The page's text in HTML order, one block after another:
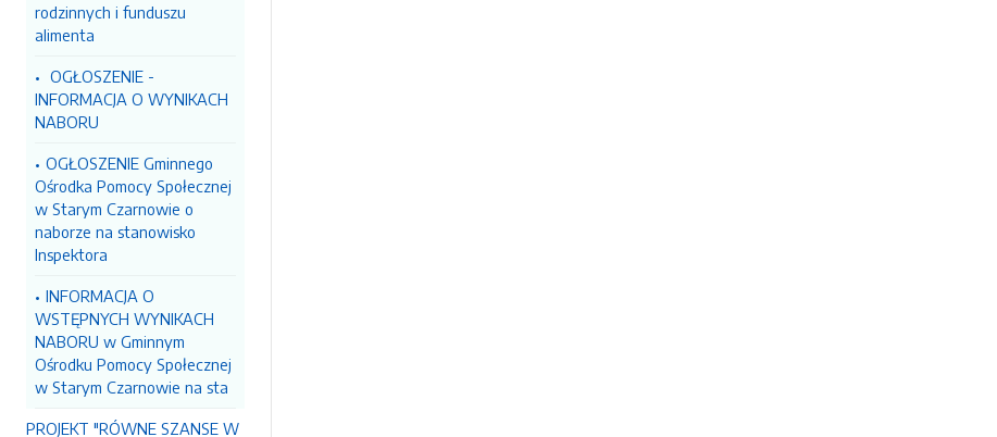
rodzinnych i funduszu
alimenta
OGŁOSZENIE -
INFORMACJA O WYNIKACH
NABORU
OGŁOSZENIE Gminnego
Ośrodka Pomocy Społecznej
w Starym Czarnowie o
naborze na stanowisko
Inspektora
INFORMACJA O
WSTĘPNYCH WYNIKACH
NABORU w Gminnym
Ośrodku Pomocy Społecznej
w Starym Czarnowie na sta
PROJEKT "RÓWNE SZANSE W